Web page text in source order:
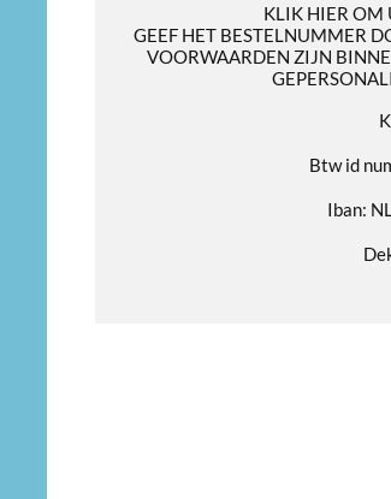
KLIK HIER OM
GEEF HET BESTELNUMMER
VOORWAARDEN ZIJN
Btw id
Iban: